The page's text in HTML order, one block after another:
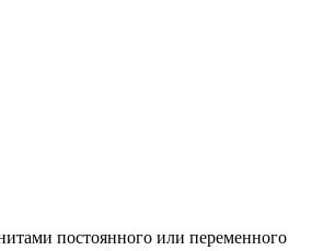
постоянного или переменного